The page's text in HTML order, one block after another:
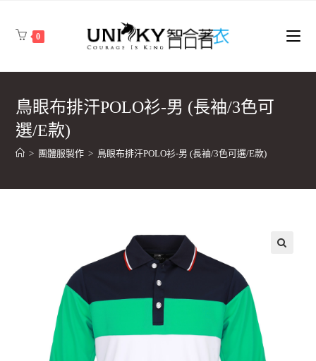
0
鳥眼布排汗POLO衫-男 (長袖/3色可
選/E款)
> 團體服製作 > 鳥眼布排汗POLO衫-男 (長袖/3色可選/E款)